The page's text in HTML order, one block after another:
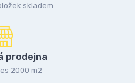
skladem
prodejna
2000 m2